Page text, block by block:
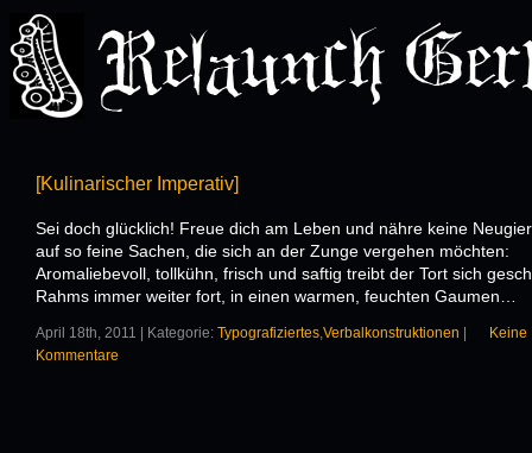
[Kulinarischer Imperativ]
Sei doch glücklich! Freue dich am Leben und nähre keine
auf so feine Sachen, die sich an der Zunge vergehen möchten:
Aromaliebevoll, tollkühn, frisch und saftig treibt der Tort sich
Rahms immer weiter fort, in einen warmen, feuchten Gaumen…
April 18th, 2011 | Kategorie: Typografiziertes,Verbalkonstruktionen
Keine
Kommentare